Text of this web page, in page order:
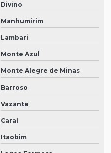
Divino
Manhumirim
Lambari
Monte Azul
Monte Alegre de Minas
Barroso
Vazante
Caraí
Itaobim